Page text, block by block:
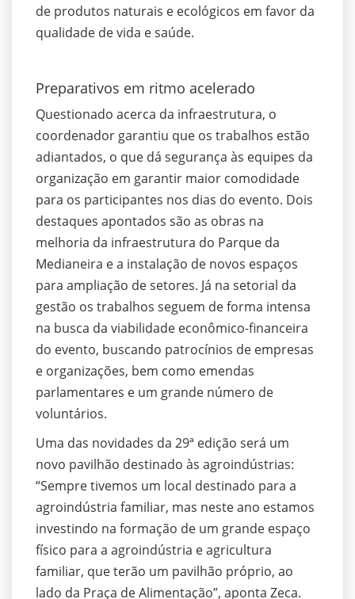
de produtos naturais e ecológicos em favor da
qualidade de vida e saúde.
Preparativos em ritmo acelerado
Questionado acerca da infraestrutura, o
coordenador garantiu que os trabalhos estão
adiantados, o que dá segurança às equipes da
organização em garantir maior comodidade
para os participantes nos dias do evento. Dois
destaques apontados são as obras na
melhoria da infraestrutura do Parque da
Medianeira e a instalação de novos espaços
para ampliação de setores. Já na setorial da
gestão os trabalhos seguem de forma intensa
na busca da viabilidade econômico-financeira
do evento, buscando patrocínios de empresas
e organizações, bem como emendas
parlamentares e um grande número de
voluntários.
Uma das novidades da 29ª edição será um
novo pavilhão destinado às agroindústrias:
“Sempre tivemos um local destinado para a
agroindústria familiar, mas neste ano estamos
investindo na formação de um grande espaço
físico para a agroindústria e agricultura
familiar, que terão um pavilhão próprio, ao
lado da Praça de Alimentação”, aponta Zeca.